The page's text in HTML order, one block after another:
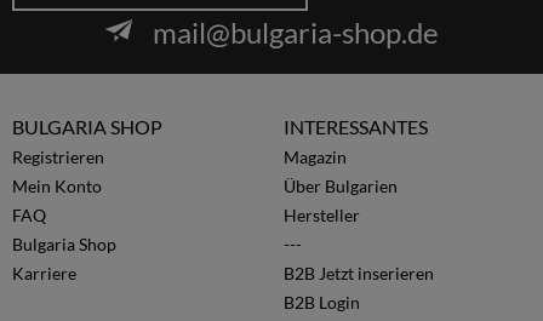
mail@bulgaria-shop.de
BULGARIA SHOP
Registrieren
Mein Konto
FAQ
Bulgaria Shop
Karriere
INTERESSANTES
Magazin
Über Bulgarien
Hersteller
---
B2B Jetzt inserieren
B2B Login